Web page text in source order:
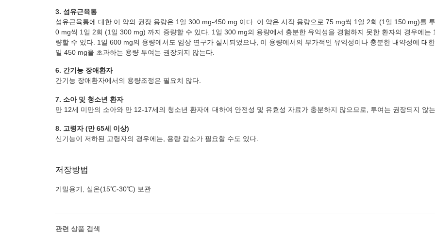
3. 섬유근육통
섬유근육통에 대한 이 약의 권장 용량은 1일 300 mg-450 mg 이다. 이 약은 시작 용량으로 75 mg씩 1일 2회 (1일 150 mg)를
0 mg씩 1일 2회 (1일 300 mg) 까지 증량할 수 있다. 1일 300 mg의 용량에서 충분한 유익성을 경험하지 못한 환자의 경우에는
량할 수 있다. 1일 600 mg의 용량에서도 임상 연구가 실시되었으나, 이 용량에서의 부가적인 유익성이나 충분한 내약성에 대
일 450 mg을 초과하는 용량 투여는 권장되지 않는다.
6. 간기능 장애환자
간기능 장애환자에서의 용량조정은 필요치 않다.
7. 소아 및 청소년 환자
만 12세 미만의 소아와 만 12-17세의 청소년 환자에 대하여 안전성 및 유효성 자료가 충분하지 않으므로, 투여는 권장되지 않는
8. 고령자 (만 65세 이상)
신기능이 저하된 고령자의 경우에는, 용량 감소가 필요할 수도 있다.
저장방법
기밀용기, 실온(15℃-30℃) 보관
관련 상품 검색